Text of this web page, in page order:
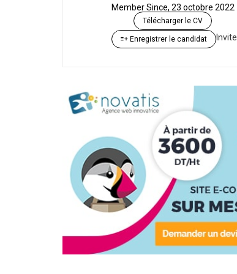
Member Since, 23 octobre 2022
Télécharger le CV
Enregistrer le candidat Invite